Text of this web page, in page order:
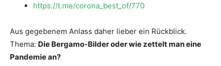
https://t.me/corona_best_of/770
Aus gegebenem Anlass daher lieber ein Rückblick.
Thema: Die Bergamo-Bilder oder wie zettelt man eine
Pandemie an?